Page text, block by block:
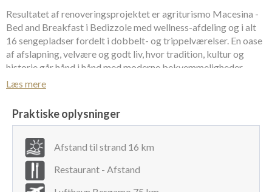
Resultatet af renoveringsprojektet er agriturismo Macesina -
Bed and Breakfast i Bedizzole med wellness-afdeling og i alt
16 sengepladser fordelt i dobbelt- og trippelværelser. En oase
af afslapning, velvære og godt liv, hvor tradition, kultur og
historie går hånd i hånd med moderne bekvemmeligheder.
Her har man det perfekte udgangspunkt til at genvinde tid og
Bedizzole, lav en mad- og vintur, slap af ved poolområdet på
agriturismo Macesina med udsigt til den grønne, velplejede
have med springvand og udendørsbruser, eller bliv forkælet
med et af agriturismoen brede spektre af wellness-tilbud.
Wellness-afdelingen tilbyder tyrkisk bad med aroma- og
farveterapi, massage efter aftale samt zoneterapi og Shiatsu.
Læs mere
Praktiske oplysninger
Afstand til strand 16 km
Restaurant - Afstand